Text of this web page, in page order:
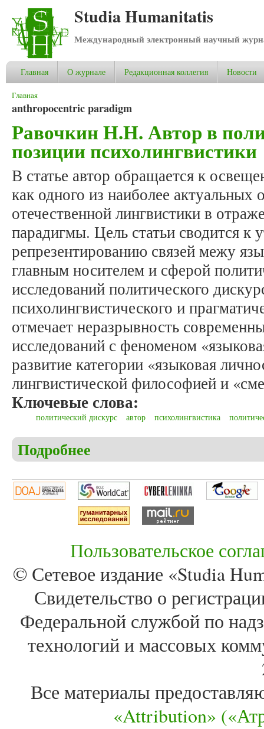
Studia Humanitatis
Международный электронный научный
Главная О журнале Редакционная коллегия Новости
Вы здесь
Главная
anthropocentric paradigm
Равочкин Н.Н. Автор в
позиции психолингвистики
В статье автор обращается к
как одного из наиболее актуальных
отечественной лингвистики в
парадигмы. Цель статьи сводится к
репрезентированию связей межу
главным носителем и сферой
исследований политического
психолингвистического и
отмечает неразрывность
исследований с феноменом
развитие категории «языковая
лингвистической философией и
Ключевые слова:
политический дискурс автор психолингвистика
Подробнее
Пользовательское
© Сетевое издание «Studia
Свидетельство о
Федеральной службой по
технологий и массовых
Все материалы
«Attribution»